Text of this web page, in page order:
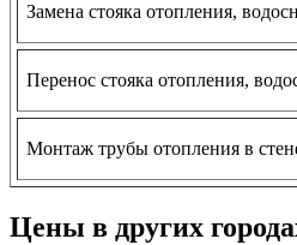
Замена стояка отопления,
Перенос стояка отопления,
Монтаж трубы отопления в
Цены в других